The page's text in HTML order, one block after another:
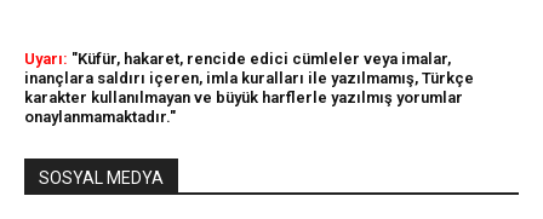
Uyarı: "Küfür, hakaret, rencide edici cümleler veya imalar,
inançlara saldırı içeren, imla kuralları ile yazılmamış, Türkçe
karakter kullanılmayan ve büyük harflerle yazılmış yorumlar
onaylanmamaktadır."
SOSYAL MEDYA